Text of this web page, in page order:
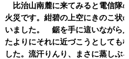
比治山南麓に来てみると電信隊
火災です。紺碧の上空にきのこ状
いました。 鋸を手に這いながら
たよりにそれに近づこうとしても
した。流汗りんり、まさに蒸しぶ